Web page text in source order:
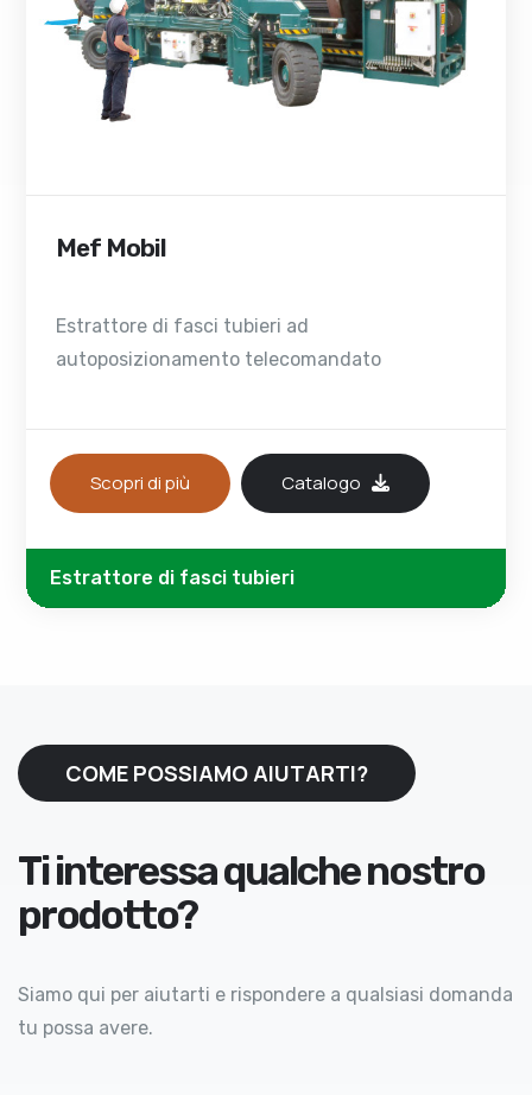
Mef Mobil
Estrattore di fasci tubieri ad
autoposizionamento telecomandato
Scopri di più Catalogo
Estrattore di fasci tubieri
COME POSSIAMO AIUTARTI?
Ti interessa qualche nostro
prodotto?
Siamo qui per aiutarti e rispondere a qualsiasi domanda
tu possa avere.